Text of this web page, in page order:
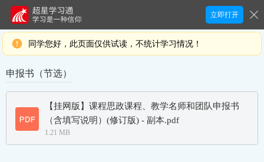
立即打开
同学您好，此页面仅供试读，不统计学习情况！
申报书（节选）